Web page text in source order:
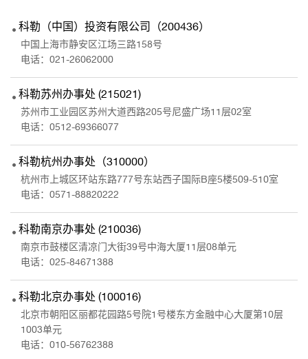
科勒（中国）投资有限公司（200436）
中国上海市静安区江场三路158号
电话： 021-26062000
科勒苏州办事处 (215021)
苏州市工业园区苏州大道西路205号尼盛广场11层02室
电话： 0512-69366077
科勒杭州办事处（310000）
杭州市上城区环站东路777号东站西子国际B座5楼509-510室
电话： 0571-88820222
科勒南京办事处 (210036)
南京市鼓楼区清凉门大街39号中海大厦11层08单元
电话： 025-84671388
科勒北京办事处 (100016)
北京市朝阳区丽都花园路5号院1号楼东方金融中心大厦第10层
1003单元
电话： 010-56762388